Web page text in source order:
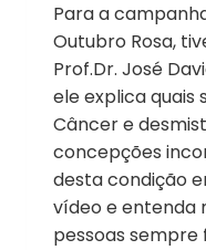
Para a
Outubro Rosa,
Prof.Dr. José
ele explica quais
Câncer e
concepções
desta condição
vídeo e entenda
pessoas sempre